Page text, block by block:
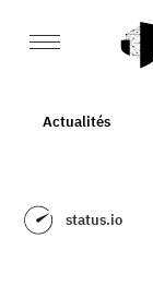
Actualités
status.io